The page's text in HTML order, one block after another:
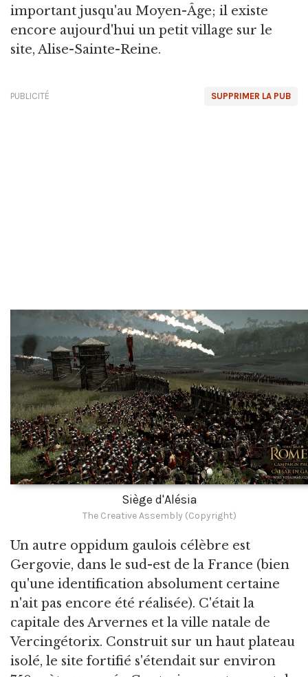
important jusqu'au Moyen-Âge; il existe
encore aujourd'hui un petit village sur le
site, Alise-Sainte-Reine.
SUPPRIMER LA PUB
PUBLICITÉ
Siège d'Alésia
The Creative Assembly (Copyright)
Un autre oppidum gaulois célèbre est
Gergovie, dans le sud-est de la France (bien
qu'une identification absolument certaine
n'ait pas encore été réalisée). C'était la
capitale des Arvernes et la ville natale de
Vercingétorix. Construit sur un haut plateau
isolé, le site fortifié s'étendait sur environ